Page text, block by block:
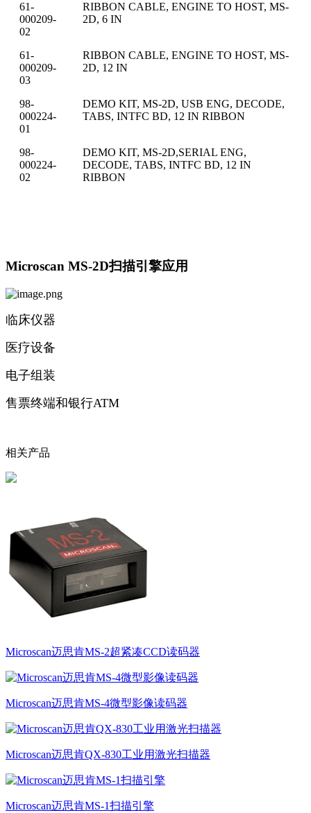
61-
000209-
02
RIBBON CABLE, ENGINE TO HOST, MS-
2D, 6 IN
61-
000209-
03
RIBBON CABLE, ENGINE TO HOST, MS-
2D, 12 IN
98-
000224-
01
DEMO KIT, MS-2D, USB ENG, DECODE,
TABS, INTFC BD, 12 IN RIBBON
98-
000224-
02
DEMO KIT, MS-2D,SERIAL ENG,
DECODE, TABS, INTFC BD, 12 IN
RIBBON
Microscan MS-2D扫描引擎应用
临床仪器
医疗设备
电子组装
售票终端和银行ATM
相关产品
Microscan迈思肯MS-2超紧凑CCD读码器
Microscan迈思肯MS-4微型影像读码器
Microscan迈思肯QX-830工业用激光扫描器
Microscan迈思肯MS-1扫描引擎